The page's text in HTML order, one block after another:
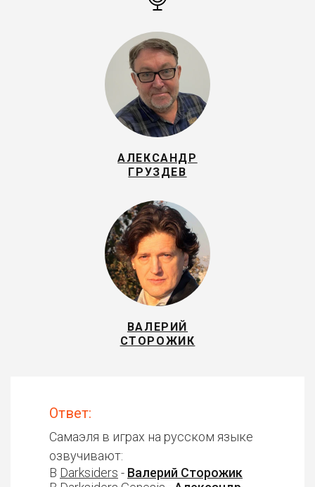
АЛЕКСАНДР
ГРУЗДЕВ
ВАЛЕРИЙ
СТОРОЖИК
Ответ:
Самаэля в играх на русском языке
озвучивают:
В Darksiders - Валерий Сторожик